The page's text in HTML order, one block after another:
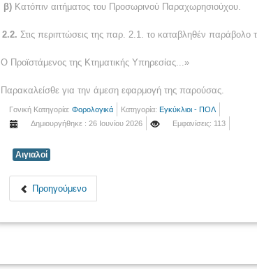
β) Κατόπιν αιτήματος του Προσωρινού Παραχωρησιούχου.
2.2. Στις περιπτώσεις της παρ. 2.1. το καταβληθέν παράβολο
Ο Προϊστάμενος της Κτηματικής Υπηρεσίας...»
Παρακαλείσθε για την άμεση εφαρμογή της παρούσας.
Γονική Κατηγορία: Φορολογικά Κατηγορία: Εγκύκλιοι - ΠΟΛ
Δημιουργήθηκε : 26 Ιουνίου 2026
Εμφανίσεις: 113
Αιγιαλοί
Προηγούμενο